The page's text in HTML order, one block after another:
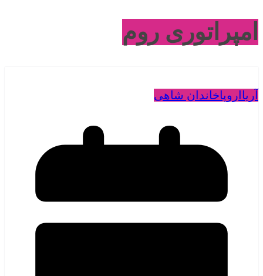
امپراتوری روم
آریا اروپاخاندان شاهی